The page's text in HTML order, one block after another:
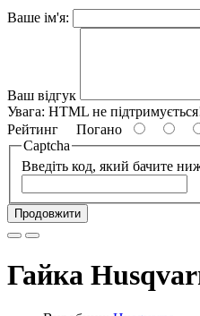
Ваше ім'я:
Ваш відгук
Увага: HTML не
Рейтинг Погано
Captcha
Введіть код, який бачите
Продовжити
Гайка